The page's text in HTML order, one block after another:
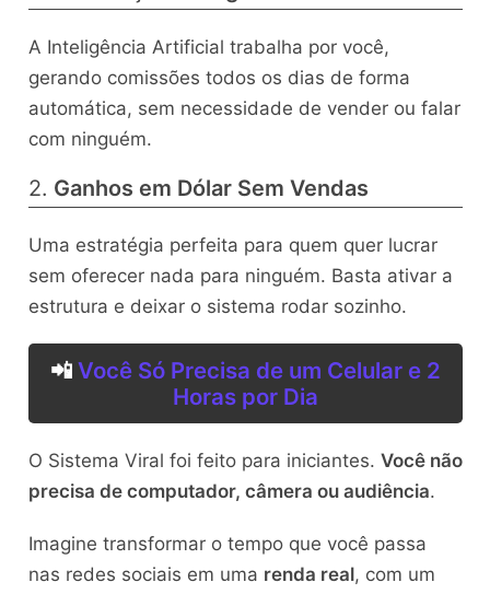
A Inteligência Artificial trabalha por você,
gerando comissões todos os dias de forma
automática, sem necessidade de vender ou falar
com ninguém.
2. Ganhos em Dólar Sem Vendas
Uma estratégia perfeita para quem quer lucrar
sem oferecer nada para ninguém. Basta ativar a
estrutura e deixar o sistema rodar sozinho.
📲 Você Só Precisa de um Celular e 2
Horas por Dia
O Sistema Viral foi feito para iniciantes. Você não
precisa de computador, câmera ou audiência.
Imagine transformar o tempo que você passa
nas redes sociais em uma renda real, com um